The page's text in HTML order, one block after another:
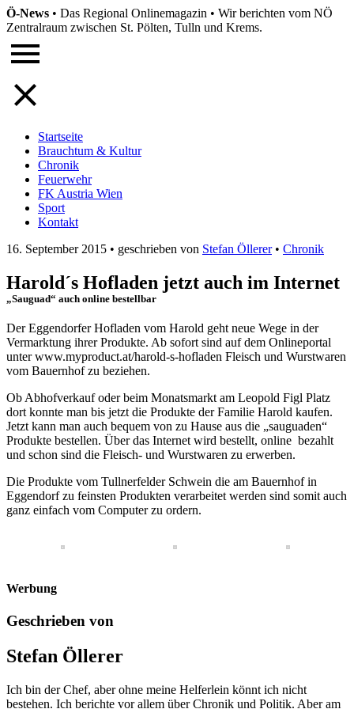
Ö-News • Das Regional Onlinemagazin • Wir berichten vom NÖ
Zentralraum zwischen St. Pölten, Tulln und Krems.
Startseite
Brauchtum & Kultur
Chronik
Feuerwehr
FK Austria Wien
Sport
Kontakt
16. September 2015 • geschrieben von Stefan Öllerer • Chronik
Harold´s Hofladen jetzt auch im Internet
„Sauguad“ auch online bestellbar
Der Eggendorfer Hofladen vom Harold geht neue Wege in der
Vermarktung ihrer Produkte. Ab sofort sind auf dem Onlineportal
unter www.myproduct.at/harold-s-hofladen Fleisch und Wurstwaren
vom Bauernhof zu beziehen.
Ob Abhofverkauf oder beim Monatsmarkt am Leopold Figl Platz
dort konnte man bis jetzt die Produkte der Familie Harold kaufen.
Jetzt kann man auch bequem von zu Hause aus die „sauguaden“
Produkte bestellen. Über das Internet wird bestellt, online bezahlt
und schon sind die Fleisch- und Wurstwaren zu erwerben.
Die Produkte vom Tullnerfelder Schwein die am Bauernhof in
Eggendorf zu feinsten Produkten verarbeitet werden sind somit auch
ganz einfach vom Computer zu ordern.
Werbung
Geschrieben von
Stefan Öllerer
Ich bin der Chef, aber ohne meine Helferlein könnt ich nicht
bestehen. Ich berichte vor allem über Chronik und Politik. Aber am